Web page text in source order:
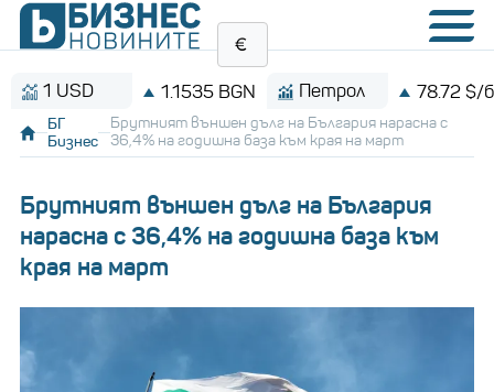
1.1535 BGN Петрол 78.72 $/барел
БГ
Бизнес
Брутният външен дълг на България нарасна с
36,4% на годишна база към края на март
Брутният външен дълг на България
нарасна с 36,4% на годишна база към
края на март